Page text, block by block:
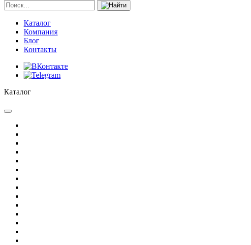
Каталог
Компания
Блог
Контакты
Каталог